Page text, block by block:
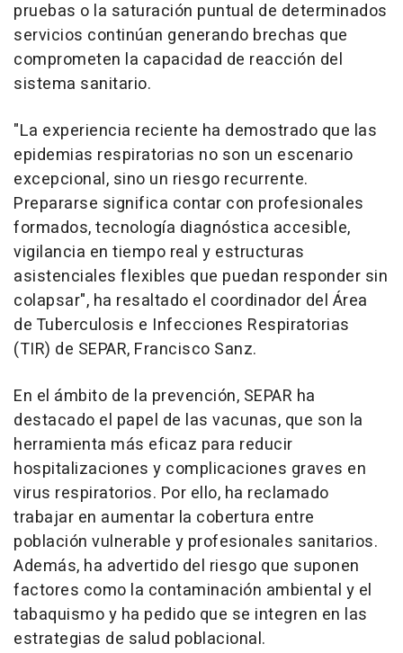
pruebas o la saturación puntual de determinados
servicios continúan generando brechas que
comprometen la capacidad de reacción del
sistema sanitario.
"La experiencia reciente ha demostrado que las
epidemias respiratorias no son un escenario
excepcional, sino un riesgo recurrente.
Prepararse significa contar con profesionales
formados, tecnología diagnóstica accesible,
vigilancia en tiempo real y estructuras
asistenciales flexibles que puedan responder sin
colapsar", ha resaltado el coordinador del Área
de Tuberculosis e Infecciones Respiratorias
(TIR) de SEPAR, Francisco Sanz.
En el ámbito de la prevención, SEPAR ha
destacado el papel de las vacunas, que son la
herramienta más eficaz para reducir
hospitalizaciones y complicaciones graves en
virus respiratorios. Por ello, ha reclamado
trabajar en aumentar la cobertura entre
población vulnerable y profesionales sanitarios.
Además, ha advertido del riesgo que suponen
factores como la contaminación ambiental y el
tabaquismo y ha pedido que se integren en las
estrategias de salud poblacional.